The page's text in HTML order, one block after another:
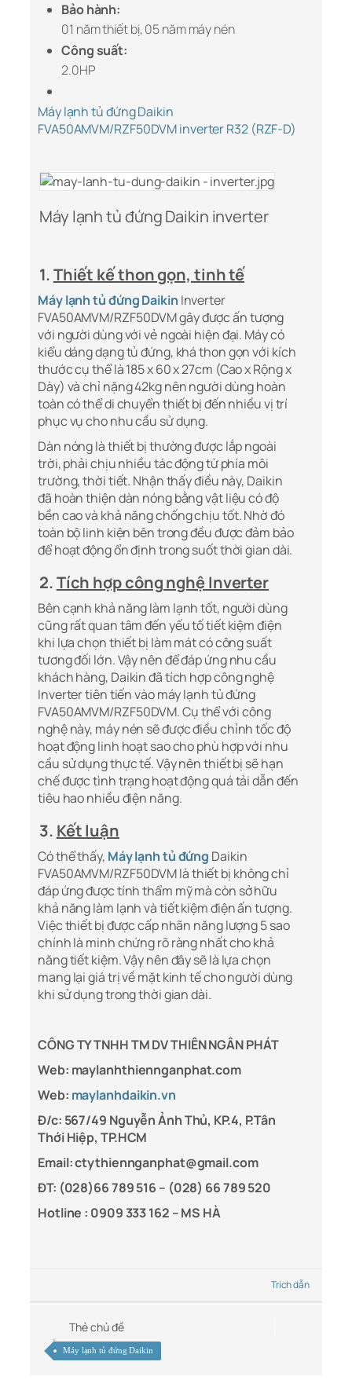
Bảo hành:
01 năm thiết bị, 05 năm máy nén
Công suất:
2.0HP
Máy lạnh tủ đứng Daikin
FVA50AMVM/RZF50DVM inverter R32 (RZF-D)
Máy lạnh tủ đứng Daikin inverter
1.Thiết kế thon gọn, tinh tế
Máy lạnh tủ đứng Daikin Inverter
FVA50AMVM/RZF50DVM gây được ấn tượng
với người dùng với vẻ ngoài hiện đại. Máy có
kiểu dáng dạng tủ đứng, khá thon gọn với kích
thước cụ thể là 185 x 60 x 27cm (Cao x Rộng x
Dày) và chỉ nặng 42kg nên người dùng hoàn
toàn có thể di chuyển thiết bị đến nhiều vị trí
phục vụ cho nhu cầu sử dụng.
Dàn nóng là thiết bị thường được lắp ngoài
trời, phải chịu nhiều tác động từ phía môi
trường, thời tiết. Nhận thấy điều này, Daikin
đã hoàn thiện dàn nóng bằng vật liệu có độ
bền cao và khả năng chống chịu tốt. Nhờ đó
toàn bộ linh kiện bên trong đều được đảm bảo
để hoạt động ổn định trong suốt thời gian dài.
2.Tích hợp công nghệ Inverter
Bên cạnh khả năng làm lạnh tốt, người dùng
cũng rất quan tâm đến yếu tố tiết kiệm điện
khi lựa chọn thiết bị làm mát có công suất
tương đối lớn. Vậy nên để đáp ứng nhu cầu
khách hàng, Daikin đã tích hợp công nghệ
Inverter tiên tiến vào máy lạnh tủ đứng
FVA50AMVM/RZF50DVM. Cụ thể với công
nghệ này, máy nén sẽ được điều chỉnh tốc độ
hoạt động linh hoạt sao cho phù hợp với nhu
cầu sử dụng thực tế. Vậy nên thiết bị sẽ hạn
chế được tình trạng hoạt động quá tải dẫn đến
tiêu hao nhiều điện năng.
3. Kết luận
Có thể thấy, Máy lạnh tủ đứng Daikin
FVA50AMVM/RZF50DVM là thiết bị không chỉ
đáp ứng được tính thẩm mỹ mà còn sở hữu
khả năng làm lạnh và tiết kiệm điện ấn tượng.
Việc thiết bị được cấp nhãn năng lượng 5 sao
chính là minh chứng rõ ràng nhất cho khả
năng tiết kiệm. Vậy nên đây sẽ là lựa chọn
mang lại giá trị về mặt kinh tế cho người dùng
khi sử dụng trong thời gian dài.
CÔNG TY TNHH TM DV THIÊN NGÂN PHÁT
Web: maylanhthiennganphat.com
Web: maylanhdaikin.vn
Đ/c: 567/49 Nguyễn Ảnh Thủ, KP.4, P.Tân
Thới Hiệp, TP.HCM
Email: ctythiennganphat@gmail.com
ĐT: (028)66 789 516 – (028) 66 789 520
Hotline : 0909 333 162 – MS HÀ
Trích dẫn
Thẻ chủ đề
Máy lạnh tủ đứng Daikin